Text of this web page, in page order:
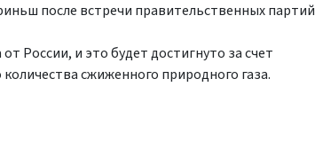
после встречи правительственных партий
России, и это будет достигнуто за счет
сжиженного природного газа.